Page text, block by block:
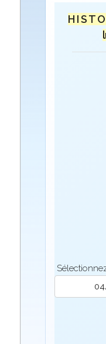
H I S T